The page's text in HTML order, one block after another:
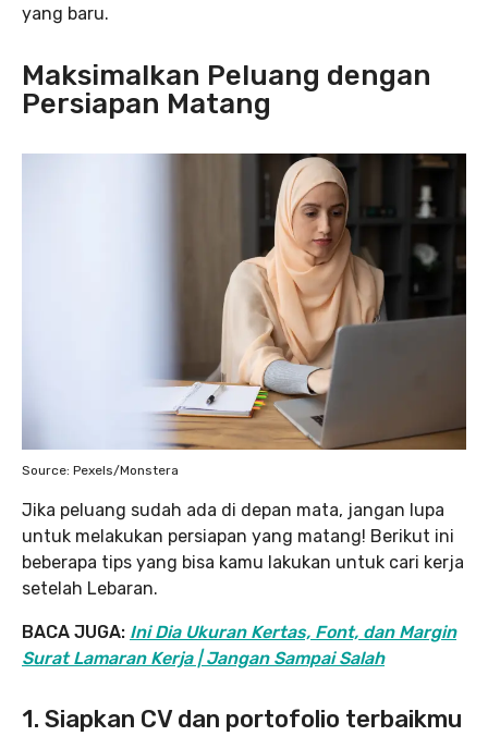
yang baru.
Maksimalkan Peluang dengan
Persiapan Matang
Source: Pexels/Monstera
Jika peluang sudah ada di depan mata, jangan lupa
untuk melakukan persiapan yang matang! Berikut ini
beberapa tips yang bisa kamu lakukan untuk cari kerja
setelah Lebaran.
BACA JUGA: Ini Dia Ukuran Kertas, Font, dan Margin
Surat Lamaran Kerja | Jangan Sampai Salah
1. Siapkan CV dan portofolio terbaikmu